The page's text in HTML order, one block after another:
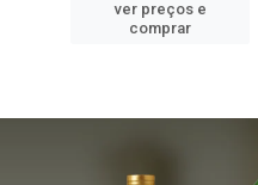
ver preços e
comprar